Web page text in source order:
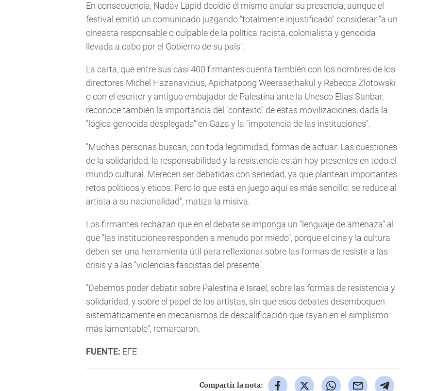
En consecuencia, Nadav Lapid decidió él mismo anular su presencia, aunque el
festival emitió un comunicado juzgando "totalmente injustificado" considerar "a un
cineasta responsable o culpable de la política racista, colonialista y genocida
llevada a cabo por el Gobierno de su país".
La carta, que entre sus casi 400 firmantes cuenta también con los nombres de los
directores Michel Hazanavicius, Apichatpong Weerasethakul y Rebecca Zlotowski
o con el escritor y antiguo embajador de Palestina ante la Unesco Elias Sanbar,
reconoce también la importancia del "contexto" de estas movilizaciones, dada la
"lógica genocida desplegada" en Gaza y la "impotencia de las instituciones".
"Muchas personas buscan, con toda legitimidad, formas de actuar. Las cuestiones
de la solidaridad, la responsabilidad y la resistencia están hoy presentes en todo el
mundo cultural. Merecen ser debatidas con seriedad, ya que plantean importantes
retos políticos y éticos. Pero lo que está en juego aquí es más sencillo: se reduce al
artista a su nacionalidad", matiza la misiva.
Los firmantes rechazan que en el debate se imponga un "lenguaje de amenaza" al
que "las instituciones responden a menudo por miedo", porque el cine y la cultura
deben ser una herramienta útil para reflexionar sobre las formas de resistir a las
crisis y a las "violencias fascistas del presente".
"Debemos poder debatir sobre Palestina e Israel, sobre las formas de resistencia y
solidaridad, y sobre el papel de los artistas, sin que esos debates desemboquen
sistemáticamente en mecanismos de descalificación que rayan en el simplismo
más lamentable", remarcaron.
FUENTE: EFE
Compartir la nota: